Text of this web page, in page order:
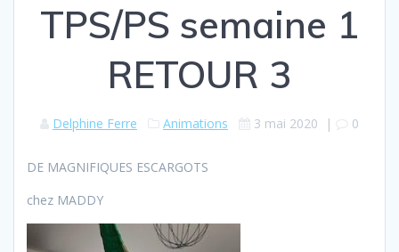
TPS/PS semaine 1
RETOUR 3
Delphine Ferre Animations 3 mai 2020 | 0
DE MAGNIFIQUES ESCARGOTS
chez MADDY